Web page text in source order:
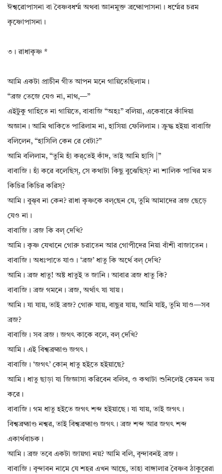
ঈশ্বরোপাসনা বা বৈষ্ণবধর্ম্ম অথবা জ্ঞানমুক্ত ব্রহ্মোপাসনা। ধর্ম্মের চরম
কৃষ্ণোপাসনা।
৩। রাধাকৃষ্ণ *
আমি একটা প্রাচীন গীত আপন মনে গায়িতেছিলাম।
“ব্রজ তেজে যেও না, নাথ,—”
এইটুকু গাহিতে না গায়িতে, বাবাজি “অহঃ” বলিয়া, একেবারে কাঁদিয়া
অজ্ঞান। আমি থাকিতে পারিলাম না, হাসিয়া ফেলিলাম। ক্রুদ্ধ হইয়া বাবাজি
বলিলেন, “হাসিলি কেন রে বেটা?”
আমি বলিলাম, “তুমি হাঁ কর্‌তেই কাঁদ, তাই আমি হাসি |”
বাবাজি। হাঁ করে বলেছিস্, সে কথাটা কিছু বুঝেছিস্? না শালিক পাখির মত
কিচির কিচির করিস্?
আমি। বুঝ্‌ব না কেন? রাধা কৃষ্ণকে বল্‌ছেন যে, তুমি আমাদের ব্রজ ছেড়ে
যেও না।
বাবাজি। ব্রজ কি বল্ দেখি?
আমি। কৃষ্ণ যেখানে গোরু চরাতেন আর গোপীদের নিয়া বাঁশী বাজাতেন।
বাবাজি। অধঃপাতে যাও। ‘ব্রজ’ ধাতু কি অর্থে বল্ দেখি?
আমি। ব্রজ ধাতু! অষ্ট ধাতুই ত জানি। আবার ব্রজ ধাতু কি?
বাবাজি। ব্রজ গমনে। ব্রজ, অর্থাৎ যা যায়।
আমি। যা যায়, তাই ব্রজ? গোরু যায়, বাছুর যায়, আমি যাই, তুমি যাও—সব
ব্রজ?
বাবাজি। সব ব্রজ। জগৎ কাকে বলে, বল্ দেখি?
আমি। এই বিশ্বব্রহ্মাণ্ড জগৎ।
বাবাজি। ‘জগৎ’ কোন্ ধাতু হইতে হইয়াছে?
আমি। ধাতু ছাড়া যা জিজ্ঞাসা করিবেন বলিব, ও কথাটা শুনিলেই কেমন ভয়
করে।
বাবাজি। গম ধাতু হইতে জগৎ শব্দ হইয়াছে। যা যায়, তাই জগৎ।
বিশ্বব্রহ্মাণ্ড নশ্বর, তাই বিশ্বব্রহ্মাণ্ড জগৎ। ব্রজ শব্দ আর জগৎ শব্দ
একার্থবাচক।
আমি। ব্রজ তবে একটা জায়গা নয়? আমি বলি, বৃন্দাবনই ব্রজ।
বাবাজি। বৃন্দাবন নামে যে শহর এখন আছে, তাহা বাঙ্গালার বৈষ্ণব ঠাকুরেরা